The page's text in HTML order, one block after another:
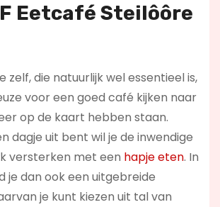
Eetcafé Steilôôre
zelf, die natuurlijk wel essentieel is,
voor een goed café kijken naar
op de kaart hebben staan.
dagje uit bent wil je de inwendige
versterken met een hapje eten. In
je dan ook een uitgebreide
je kunt kiezen uit tal van